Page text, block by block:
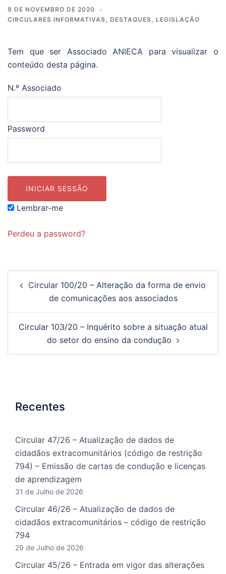
9 DE NOVEMBRO DE 2020
CIRCULARES INFORMATIVAS, DESTAQUES, LEGISLAÇÃO
Tem que ser Associado ANIECA para visualizar o
conteúdo desta página.
N.º Associado
Password
Lembrar-me
Perdeu a password?
de
Circular 100/20 – Alteração da forma de envio
de comunicações aos associados
Circular 103/20 – Inquérito sobre a situação atual
do setor do ensino da condução
Recentes
Circular 47/26 – Atualização de dados de
cidadãos extracomunitários (código de restrição
794) – Emissão de cartas de condução e licenças
de aprendizagem
31 de Julho de 2026
Circular 46/26 – Atualização de dados de
cidadãos extracomunitários – código de restrição
794
29 de Julho de 2026
Circular 45/26 – Entrada em vigor das alterações